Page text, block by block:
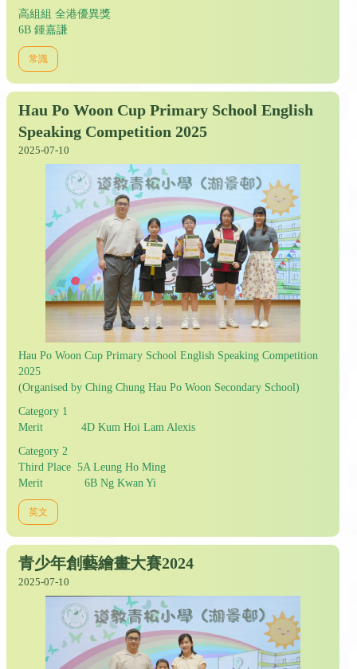
高組組 全港優異獎
6B 鍾嘉謙
常識
Hau Po Woon Cup Primary School English
Speaking Competition 2025
2025-07-10
Hau Po Woon Cup Primary School English Speaking Competition
2025
(Organised by Ching Chung Hau Po Woon Secondary School)
Category 1
Merit 4D Kum Hoi Lam Alexis
Category 2
Third Place 5A Leung Ho Ming
Merit 6B Ng Kwan Yi
英文
青少年創藝繪畫大賽2024
2025-07-10